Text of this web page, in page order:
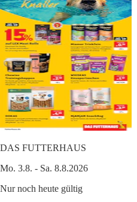
DAS FUTTERHAUS
Mo. 3.8. - Sa. 8.8.2026
Nur noch heute gültig